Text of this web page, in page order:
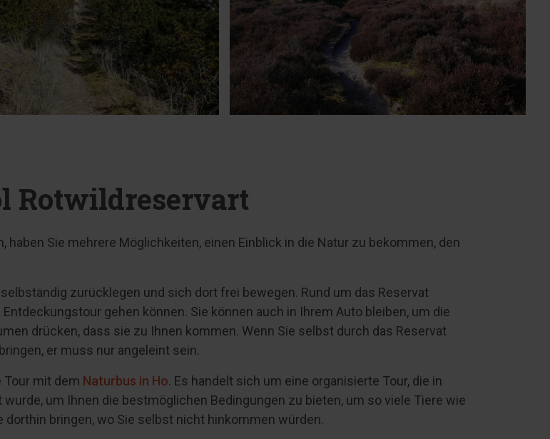
Rotwildreservart
Sie mehrere Möglichkeiten, einen Einblick in die Natur zu bekommen, den
zurücklegen und sich dort frei bewegen. Rund um das Reservat
gehen können. Sie können auch in Ihrem Auto bleiben, um die
drücken, dass sie zu Ihnen kommen. Wenn Sie selbst durch das Reservat
er muss nur angeleint sein.
Tour mit dem Naturbus in Ho. Es handelt sich um eine organisierte Tour, die in
um Ihnen die bestmöglichen Bedingungen zu bieten, um so viele Tiere wie
bringen, wo Sie selbst nicht hinkommen würden.